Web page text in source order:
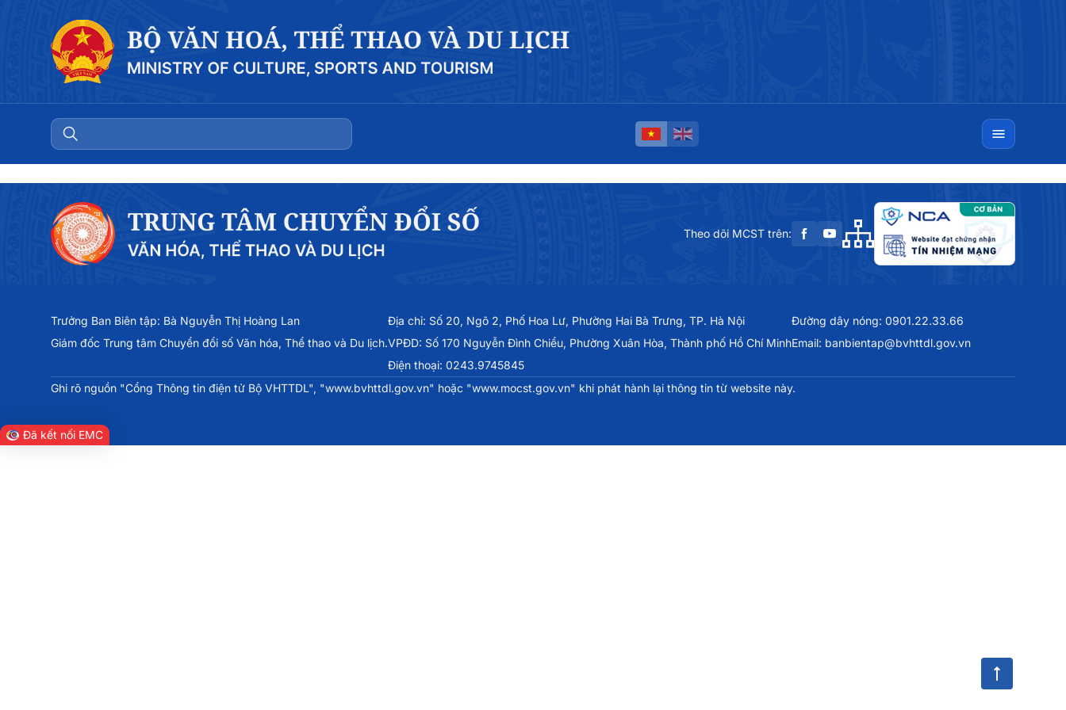
Theo dõi MCST trên:
Trưởng Ban Biên tập: Bà Nguyễn Thị Hoàng Lan
Giám đốc Trung tâm Chuyển đổi số Văn hóa, Thể thao và Du lịch.
Địa chỉ: Số 20, Ngõ 2, Phố Hoa Lư, Phường Hai Bà Trưng, TP. Hà Nội
VPĐD: Số 170 Nguyễn Đình Chiểu, Phường Xuân Hòa, Thành phố Hồ Chí Minh
Điện thoại: 0243.9745845
Đường dây nóng: 0901.22.33.66
Email: banbientap@bvhttdl.gov.vn
Ghi rõ nguồn "Cổng Thông tin điện tử Bộ VHTTDL", "www.bvhttdl.gov.vn" hoặc "www.mocst.gov.vn" khi phát hành lại thông tin từ website này.
Đã kết nối EMC